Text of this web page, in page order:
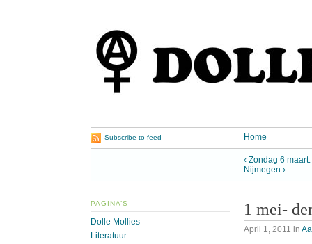
Home
Subscribe to feed
‹ Zondag 6
Nijmegen ›
1 mei-
April 1, 2011 in
PAGINA’S
Dolle Mollies
Literatuur